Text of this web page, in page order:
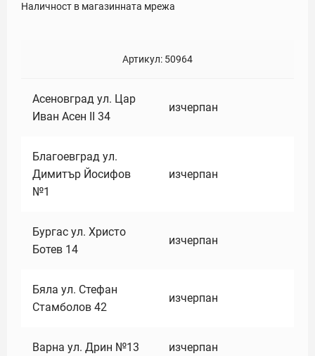
Наличност в магазинната мрежа
Артикул: 50964
Асеновград ул. Цар
Иван Асен II 34
изчерпан
Благоевград ул.
Димитър Йосифов
№1
изчерпан
Бургас ул. Христо
Ботев 14
изчерпан
Бяла ул. Стефан
Стамболов 42
изчерпан
Варна ул. Дрин №13 изчерпан